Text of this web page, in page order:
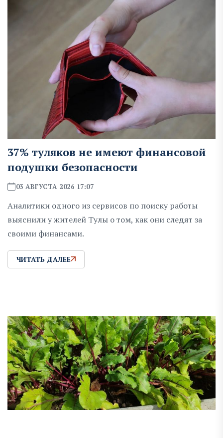
37% туляков не имеют финансовой
подушки безопасности
03 АВГУСТА 2026 17:07
Аналитики одного из сервисов по поиску работы
выяснили у жителей Тулы о том, как они следят за
своими финансами.
ЧИТАТЬ ДАЛЕЕ